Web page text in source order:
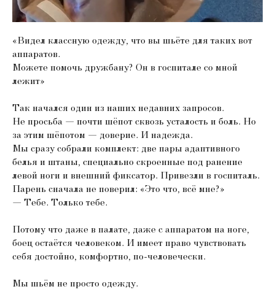
«Видел классную одежду, что вы шьёте для таких вот
аппаратов.
Можете помочь дружбану? Он в госпитале со мной
лежит»
Так начался один из наших недавних запросов.
Не просьба — почти шёпот сквозь усталость и боль. Но
за этим шёпотом — доверие. И надежда.
Мы сразу собрали комплект: две пары адаптивного
белья и штаны, специально скроенные под ранение
левой ноги и внешний фиксатор. Привезли в госпиталь.
Парень сначала не поверил: «Это что, всё мне?»
— Тебе. Только тебе.
Потому что даже в палате, даже с аппаратом на ноге,
боец остаётся человеком. И имеет право чувствовать
себя достойно, комфортно, по-человечески.
Мы шьём не просто одежду.